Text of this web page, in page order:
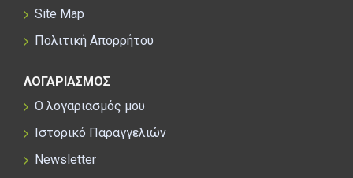
Site Map
Πολιτική Απορρήτου
ΛΟΓΑΡΙΑΣΜΟΣ
Ο λογαριασμός μου
Ιστορικό Παραγγελιών
Newsletter